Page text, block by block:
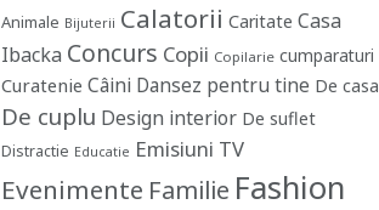
Animale Bijuterii Calatorii Caritate Casa
Ibacka Concurs Copii Copilarie cumparaturi
Curatenie Câini Dansez pentru tine De casa
De cuplu Design interior De suflet
Distractie Educatie Emisiuni TV
Evenimente Familie Fashion